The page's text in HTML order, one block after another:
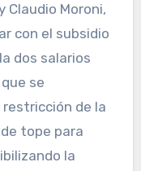
Claudio Moroni,
con el subsidio
dos salarios
se
de la
tope para
la